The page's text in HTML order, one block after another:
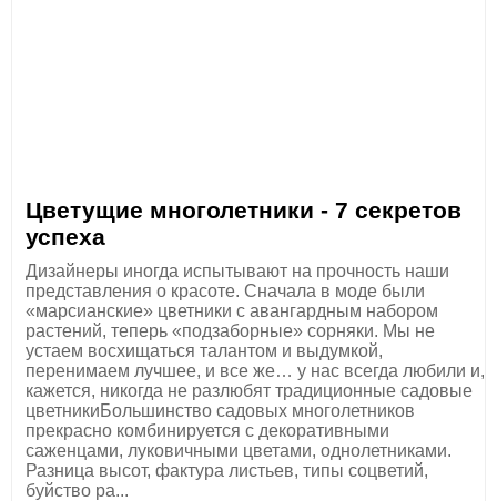
Цветущие многолетники - 7 секретов
успеха
Дизайнеры иногда испытывают на прочность наши
представления о красоте. Сначала в моде были
«марсианские» цветники с авангардным набором
растений, теперь «подзаборные» сорняки. Мы не
устаем восхищаться талантом и выдумкой,
перенимаем лучшее, и все же… у нас всегда любили и,
кажется, никогда не разлюбят традиционные садовые
цветникиБольшинство садовых многолетников
прекрасно комбинируется с декоративными
саженцами, луковичными цветами, однолетниками.
Разница высот, фактура листьев, типы соцветий,
буйство ра...